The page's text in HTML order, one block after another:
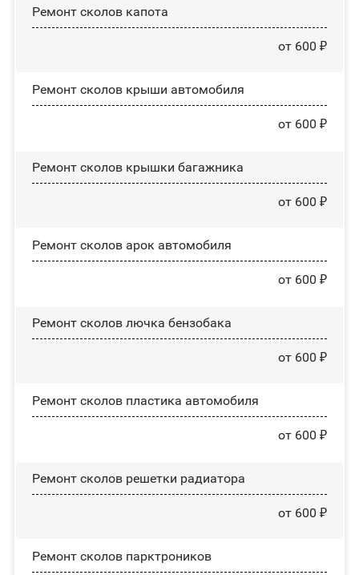
Ремонт сколов капота
от 600 ₽
Ремонт сколов крыши автомобиля
от 600 ₽
Ремонт сколов крышки багажника
от 600 ₽
Ремонт сколов арок автомобиля
от 600 ₽
Ремонт сколов лючка бензобака
от 600 ₽
Ремонт сколов пластика автомобиля
от 600 ₽
Ремонт сколов решетки радиатора
от 600 ₽
Ремонт сколов парктроников